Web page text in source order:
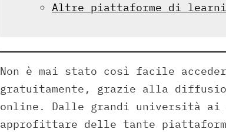
Altre piattaforme di
Non è mai stato così facile
gratuitamente, grazie alla
online. Dalle grandi università
approfittare delle tante